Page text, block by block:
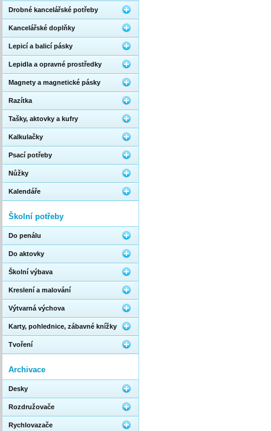
Drobné kancelářské potřeby
Kancelářské doplňky
Lepicí a balicí pásky
Lepidla a opravné prostředky
Magnety a magnetické pásky
Razítka
Tašky, aktovky a kufry
Kalkulačky
Psací potřeby
Nůžky
Kalendáře
Školní potřeby
Do penálu
Do aktovky
Školní výbava
Kreslení a malování
Výtvarná výchova
Karty, pohlednice, zábavné knížky
Tvoření
Archivace
Desky
Rozdružovače
Rychlovazače